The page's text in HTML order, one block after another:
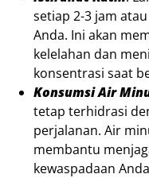
setiap 2-3 jam
Anda. Ini akan
kelelahan dan
konsentrasi saat
Konsumsi Air
tetap terhidrasi
perjalanan. Air
membantu
kewaspadaan